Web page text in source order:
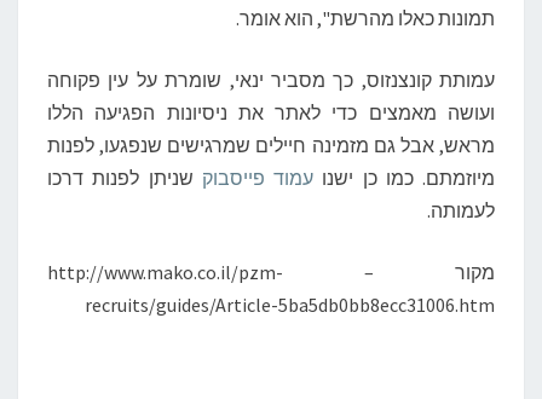
תמונות כאלו מהרשת", הוא אומר.
עמותת קונצנזוס, כך מסביר ינאי, שומרת על עין פקוחה
ועושה מאמצים כדי לאתר את ניסיונות הפגיעה הללו
מראש, אבל גם מזמינה חיילים שמרגישים שנפגעו, לפנות
מיוזמתם. כמו כן ישנו עמוד פייסבוק שניתן לפנות דרכו
לעמותה.
מקור – http://www.mako.co.il/pzm-
recruits/guides/Article-5ba5db0bb8ecc31006.htm